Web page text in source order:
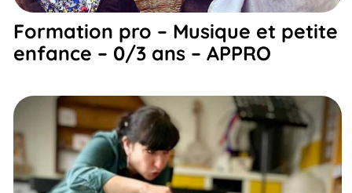
Formation pro – Musique et petite
enfance – 0/3 ans – APPRO